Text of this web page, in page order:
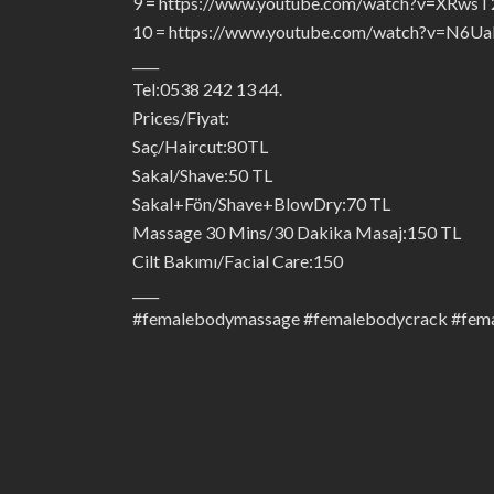
10 = https://www.youtube.com/
Tel:0538 242 13 44.
Prices/Fiyat:
Saç/Haircut:80TL
Sakal/Shave:50 TL
Sakal+Fön/Shave+BlowDry:70 TL
Massage 30 Mins/30 Dakika Masaj:150 TL
Cilt Bakımı/Facial Care:150
#femalebodymassage #femalebodycrack